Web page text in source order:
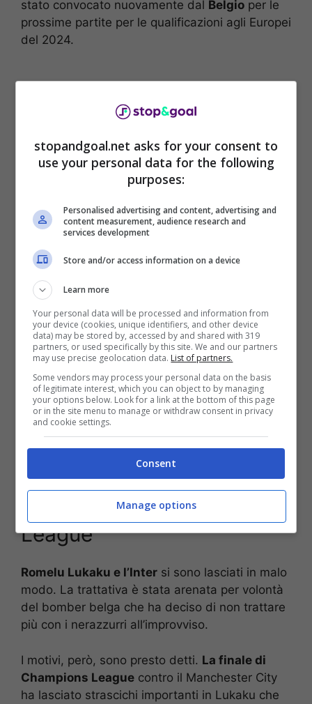
stato convocato nuovamente dal Belgio per le
prossime partite per le qualificazioni agli Europei
del 2024.
In conferenza stampa è tornato a parlare di
passato
Juventusche è saltato.
Parlerò a lungo ma se dicessi come è andata
realmente la scoesa estate, tutti resterebbero
scioccati. Ci sono stati momenti in cui ho
pensato davvero di poter esplodere, e qualche
anno fa probabilmente lo avrei fatto. Ora mi
sono concentrato su quello che so fare meglio:
giocare a calcio“.
Lukaku ha lasciato l’Inter
per colpa della Champions
League
Romelu Lukaku e l’Inter si sono lasciati in malo
modo. La trattativa è stata arenata per volontà
del bomber belga che ha deciso di non trattare
più con i nerazzurri all’improvviso.
I motivi, però, sono presto detti. La finale di
Champions League contro il Manchester City
ha lasciato strascichi importanti in Lukaku che
stopandgoal.net asks for your consent to
use your personal data for the following
purposes:
Personalised advertising and content, advertising and
content measurement, audience research and
services development
Store and/or access information on a device
Learn more
Your personal data will be processed and information from
your device (cookies, unique identifiers, and other device
data) may be stored by, accessed by and shared with 319
partners, or used specifically by this site. We and our partners
may use precise geolocation data. List of partners.
Some vendors may process your personal data on the basis
of legitimate interest, which you can object to by managing
your options below. Look for a link at the bottom of this page
or in the site menu to manage or withdraw consent in privacy
and cookie settings.
Consent
Manage options